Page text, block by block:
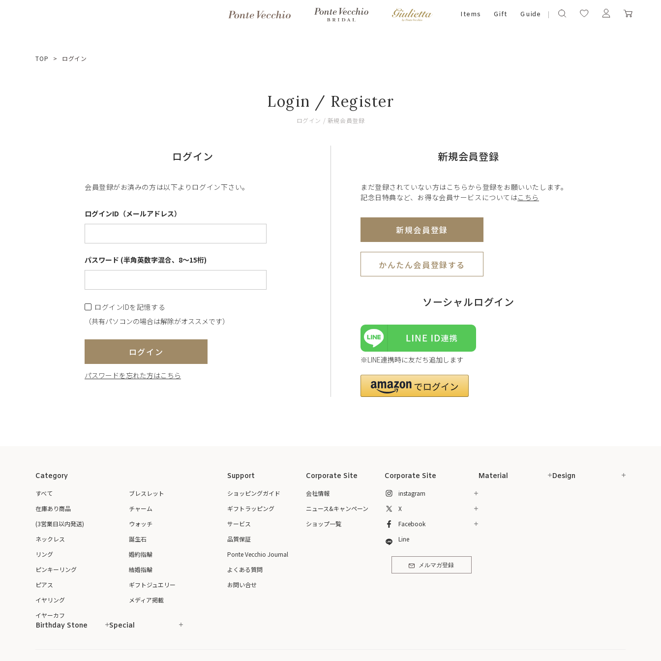
Items Gift Guide
TOP ログイン
Login / Register
ログイン / 新規会員登録
ログイン
会員登録がお済みの方は以下よりログイン下さい。
ログインID（メールアドレス）
パスワード (半角英数字混合、8～15桁)
ログインIDを記憶する
（共有パソコンの場合は解除がオススメです）
ログイン
パスワードを忘れた方はこちら
新規会員登録
まだ登録されていない方はこちらから登録をお願いいたします。
記念日特典など、お得な会員サービスについてはこちら
新規会員登録
かんたん会員登録する
ソーシャルログイン
※LINE連携時に友だち追加します
Category
すべて
在庫あり商品
(3営業日以内発送)
ネックレス
リング
ピンキーリング
ピアス
イヤリング
イヤーカフ
ブレスレット
チャーム
ウォッチ
誕生石
婚約指輪
結婚指輪
ギフトジュエリー
メディア掲載
Support
ショッピングガイド
ギフトラッピング
サービス
品質保証
Ponte Vecchio Journal
よくある質問
お問い合せ
Corporate Site
会社情報
ニュース&キャンペーン
ショップ一覧
Corporate Site
instagram
X
Facebook
Line
メルマガ登録
Material Design
Birthday Stone Special